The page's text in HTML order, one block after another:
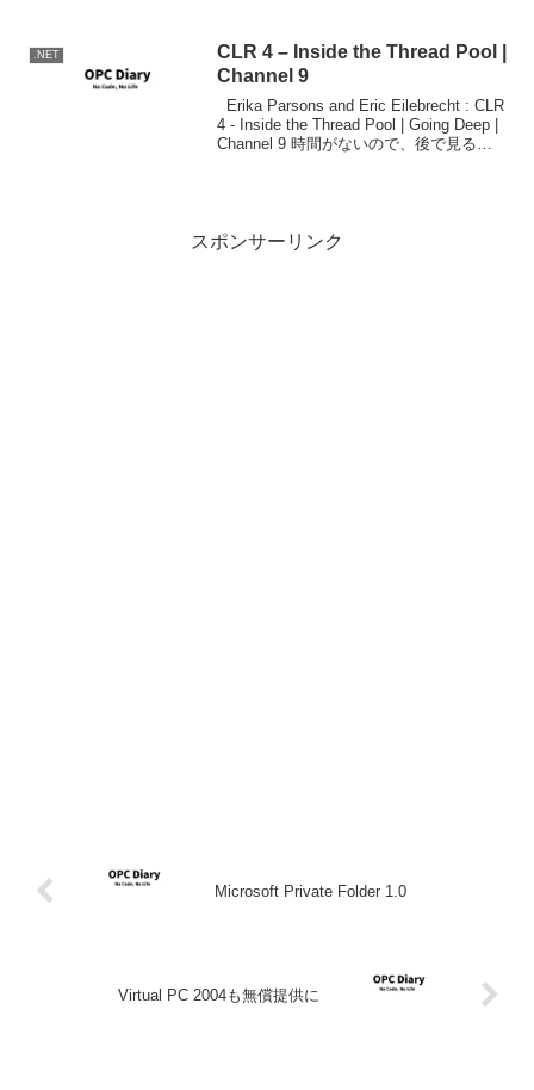
.NET
CLR 4 – Inside the Thread Pool |
Channel 9
Erika Parsons and Eric Eilebrecht : CLR
4 - Inside the Thread Pool | Going Deep |
Channel 9 時間がないので、後で見ると
スポンサーリンク
Microsoft Private Folder 1.0
Virtual PC 2004も無償提供に